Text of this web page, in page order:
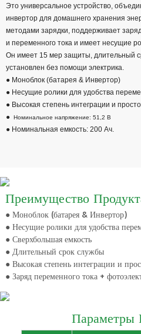
Это универсальное устройство,
инвертор для домашнего хранения
методами зарядки, поддерживает
и переменного тока и имеет несущие
Он имеет 15 мер защиты, длительный
установлен без помощи электрика.
● Моноблок (батарея & Инвертор)
● Несущие ролики для удобства
● Высокая степень интеграции и
● Номинальное напряжение: 51,2 В
● Номинальная емкость: 200 Ач.
Преимущество
● Моноблок (батарея & Инвертор)
● Несущие ролики для удобства
● Сверхбольшая емкость
● Длительный срок службы
● Высокая степень интеграции и
● Заряд переменного тока +
Параметры